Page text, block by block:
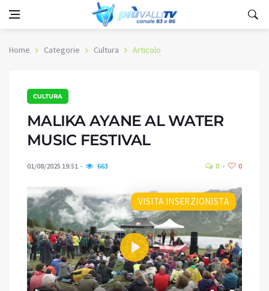
Home Categorie Cultura Articolo
CULTURA
MALIKA AYANE AL WATER
MUSIC FESTIVAL
01/08/2025 19:51 663 0 0
VISITA INSERZIONISTA
Play